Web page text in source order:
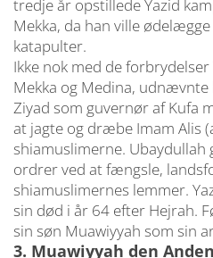
tredje år opstillede Yazid
Mekka, da han ville
katapulter.
Ikke nok med de forbrydelser
Mekka og Medina,
Ziyad som guvernør af Kufa
at jagte og dræbe Imam Alis
shiamuslimerne.
ordrer ved at fængsle,
shiamuslimernes lemmer.
sin død i år 64 efter Hejrah.
sin søn Muawiyyah som sin
3. Muawiyyah den